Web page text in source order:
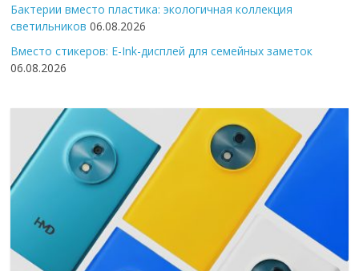
Бактерии вместо пластика: экологичная коллекция
светильников 06.08.2026
Вместо стикеров: E-Ink-дисплей для семейных заметок
06.08.2026